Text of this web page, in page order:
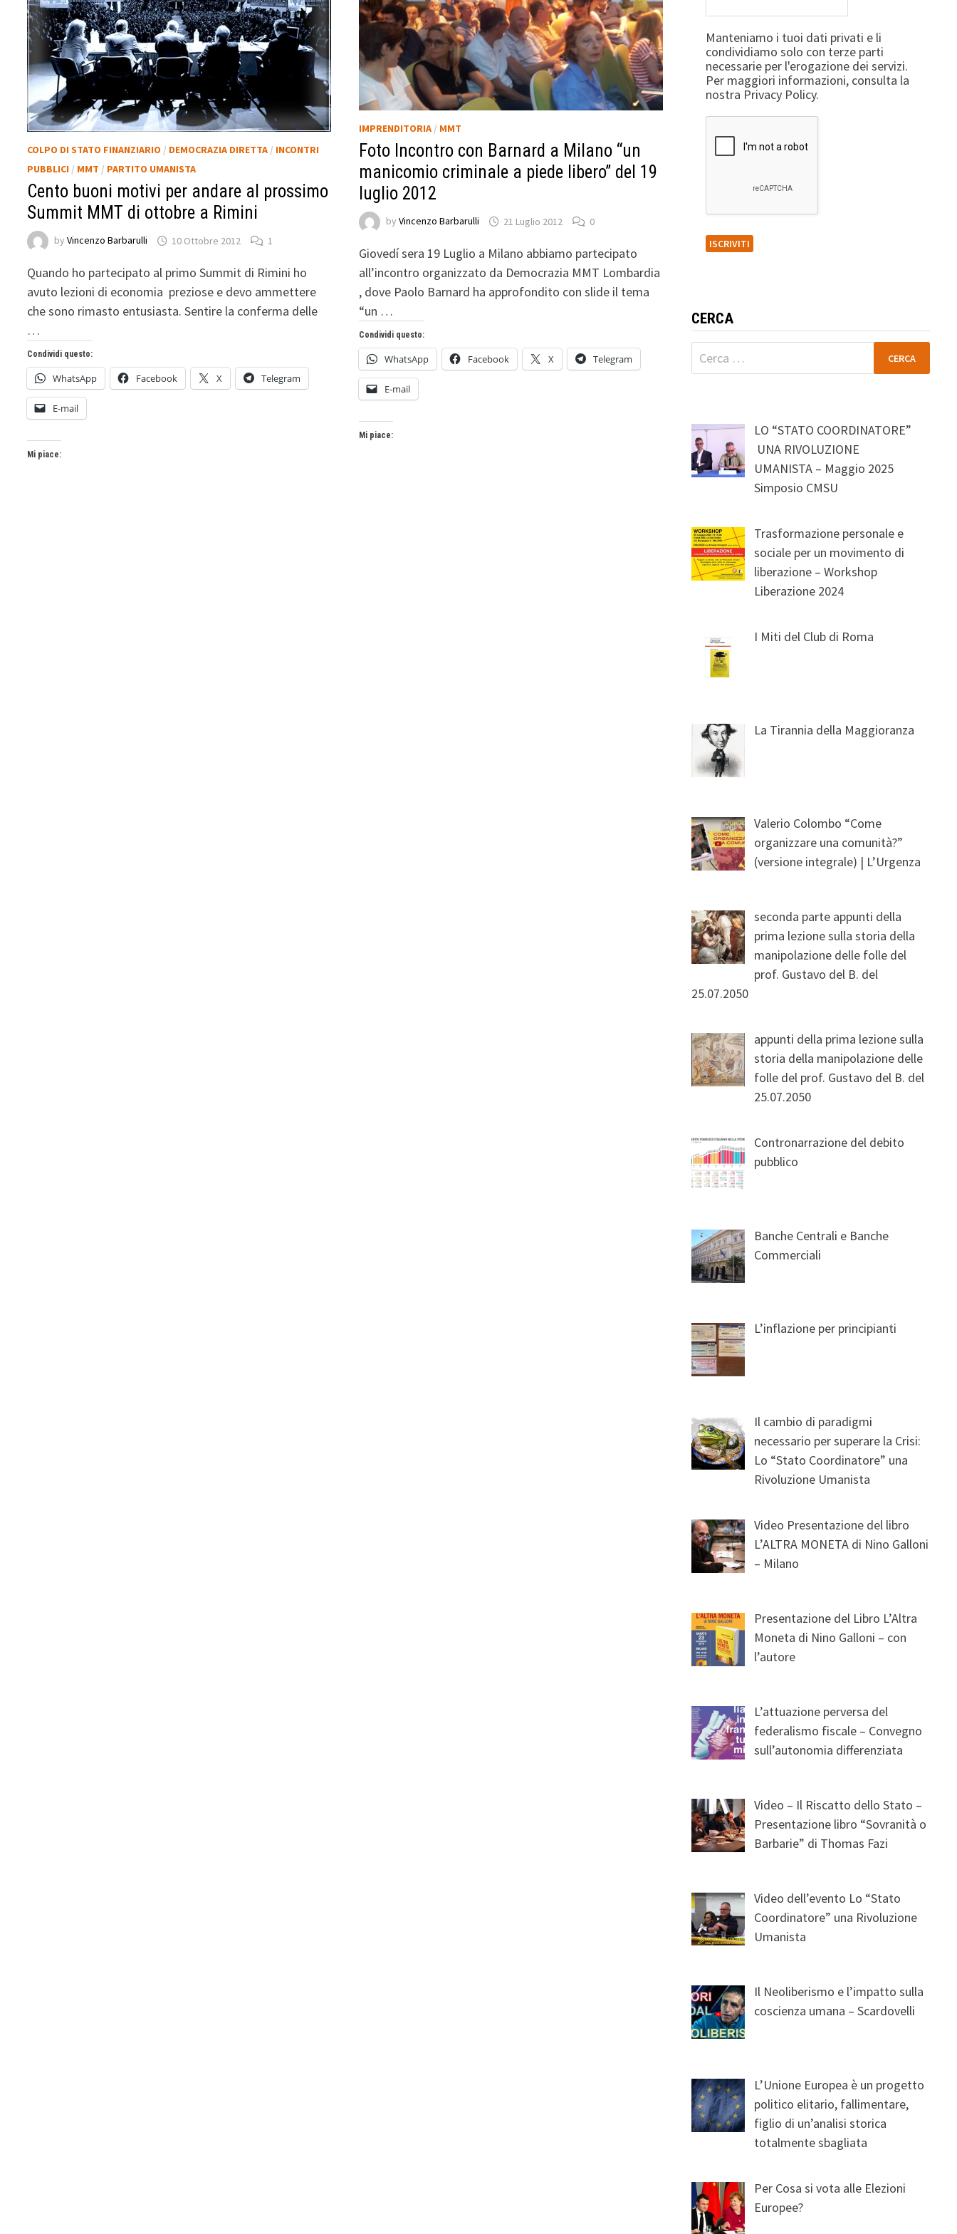
COLPO DI STATO FINANZIARIO / DEMOCRAZIA DIRETTA / INCONTRI
PUBBLICI / MMT / PARTITO UMANISTA
Cento buoni motivi per andare al prossimo
Summit MMT di ottobre a Rimini
byVincenzo Barbarulli 10 Ottobre 2012 1
Quando ho partecipato al primo Summit di Rimini ho
avuto lezioni di economia preziose e devo ammettere
che sono rimasto entusiasta. Sentire la conferma delle
…
Condividi questo:
WhatsApp Facebook X Telegram
E-mail
Mi piace:
IMPRENDITORIA/ MMT
Foto Incontro con Barnard a Milano “un
manicomio criminale a piede libero” del 19
luglio 2012
by Vincenzo Barbarulli 21 Luglio 2012 0
Giovedí sera 19 Luglio a Milano abbiamo partecipato
all’incontro organizzato da Democrazia MMT Lombardia
, dove Paolo Barnard ha approfondito con slide il tema
“un …
Condividi questo:
WhatsApp Facebook X Telegram
E-mail
Mi piace:
Manteniamo i tuoi dati privati e li
condividiamo solo con terze parti
necessarie per l'erogazione dei servizi.
Per maggiori informazioni, consulta la
nostra Privacy Policy.
CERCA
Ricerca
per:
LO “STATO COORDINATORE”
UNA RIVOLUZIONE
UMANISTA – Maggio 2025
Simposio CMSU
Trasformazione personale e
sociale per un movimento di
liberazione – Workshop
Liberazione 2024
I Miti del Club di Roma
La Tirannia della Maggioranza
Valerio Colombo “Come
organizzare una comunità?”
(versione integrale) | L’Urgenza
seconda parte appunti della
prima lezione sulla storia della
manipolazione delle folle del
prof. Gustavo del B. del
25.07.2050
appunti della prima lezione sulla
storia della manipolazione delle
folle del prof. Gustavo del B. del
25.07.2050
Contronarrazione del debito
pubblico
Banche Centrali e Banche
Commerciali
L’inflazione per principianti
Il cambio di paradigmi
necessario per superare la Crisi:
Lo “Stato Coordinatore” una
Rivoluzione Umanista
Video Presentazione del libro
L’ALTRA MONETA di Nino Galloni
– Milano
Presentazione del Libro L’Altra
Moneta di Nino Galloni – con
l’autore
L’attuazione perversa del
federalismo fiscale – Convegno
sull’autonomia differenziata
Video – Il Riscatto dello Stato –
Presentazione libro “Sovranità o
Barbarie” di Thomas Fazi
Video dell’evento Lo “Stato
Coordinatore” una Rivoluzione
Umanista
Il Neoliberismo e l’impatto sulla
coscienza umana – Scardovelli
L’Unione Europea è un progetto
politico elitario, fallimentare,
figlio di un’analisi storica
totalmente sbagliata
Per Cosa si vota alle Elezioni
Europee?